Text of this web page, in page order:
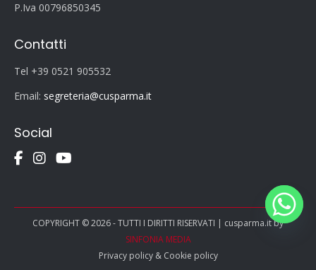
P.Iva 00796850345
Contatti
Tel +39 0521 905532
Email: segreteria@cusparma.it
Social
COPYRIGHT © 2026 - TUTTI I DIRITTI RISERVATI | cusparma.it by
SINFONIA MEDIA
Privacy policy& Cookie policy